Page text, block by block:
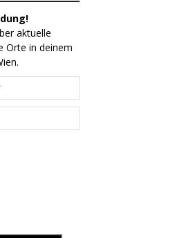
aktuelle
Orte in deinem